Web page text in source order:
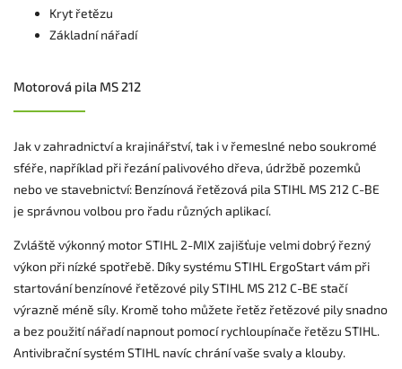
Kryt řetězu
Základní nářadí
Motorová pila MS 212
Jak v zahradnictví a krajinářství, tak i v řemeslné nebo soukromé
sféře, například při řezání palivového dřeva, údržbě pozemků
nebo ve stavebnictví: Benzínová řetězová pila STIHL MS 212 C-BE
je správnou volbou pro řadu různých aplikací.
Zvláště výkonný motor STIHL 2-MIX zajišťuje velmi dobrý řezný
výkon při nízké spotřebě. Díky systému STIHL ErgoStart vám při
startování benzínové řetězové pily STIHL MS 212 C-BE stačí
výrazně méně síly. Kromě toho můžete řetěz řetězové pily snadno
a bez použití nářadí napnout pomocí rychloupínače řetězu STIHL.
Antivibrační systém STIHL navíc chrání vaše svaly a klouby.